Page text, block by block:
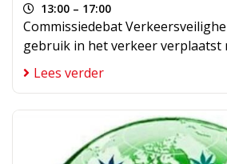
13:00 – 17:00
Commissiedebat
gebruik in het verkeer verplaatst
Lees verder